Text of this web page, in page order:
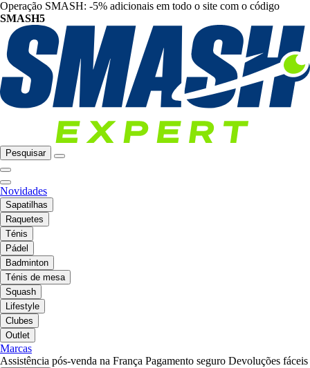
Operação SMASH: -5% adicionais em todo o site com o código
SMASH5
Pesquisar
Novidades
Sapatilhas
Raquetes
Ténis
Pádel
Badminton
Ténis de mesa
Squash
Lifestyle
Clubes
Outlet
Marcas
Assistência pós-venda na França Pagamento seguro Devoluções fáceis